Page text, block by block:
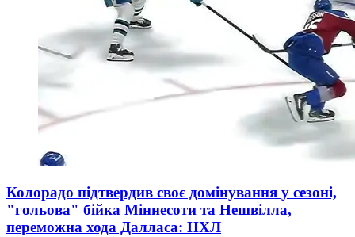
Колорадо підтвердив своє домінування у сезоні,
"гольова" бійка Міннесоти та Нешвілла,
переможна хода Далласа: НХЛ